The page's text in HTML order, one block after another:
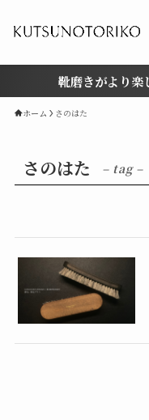
靴磨きがより楽
ホーム さのはた
さのはた – tag –